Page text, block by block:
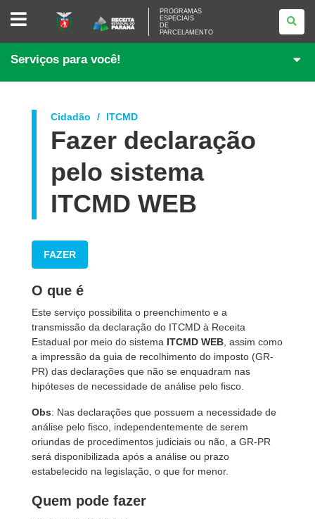
PROGRAMAS
ESPECIAIS
PARCELAMENTO
PROGRAMAS
ESPECIAIS
DE
PARCELAMENTO
Serviços para você!
Cidadão ITCMD
Fazer declaração
pelo sistema
ITCMD WEB
FAZER
O que é
Este serviço possibilita o preenchimento e a
transmissão da declaração do ITCMD à Receita
Estadual por meio do sistema ITCMD WEB , assim como
a impressão da guia de recolhimento do imposto (GR-
PR) das declarações que não se enquadram nas
hipóteses de necessidade de análise pelo fisco.
Obs: Nas declarações que possuem a necessidade de
análise pelo fisco, independentemente de serem
oriundas de procedimentos judiciais ou não, a GR-PR
será disponibilizada após a análise ou prazo
estabelecido na legislação, o que for menor.
Quem pode fazer